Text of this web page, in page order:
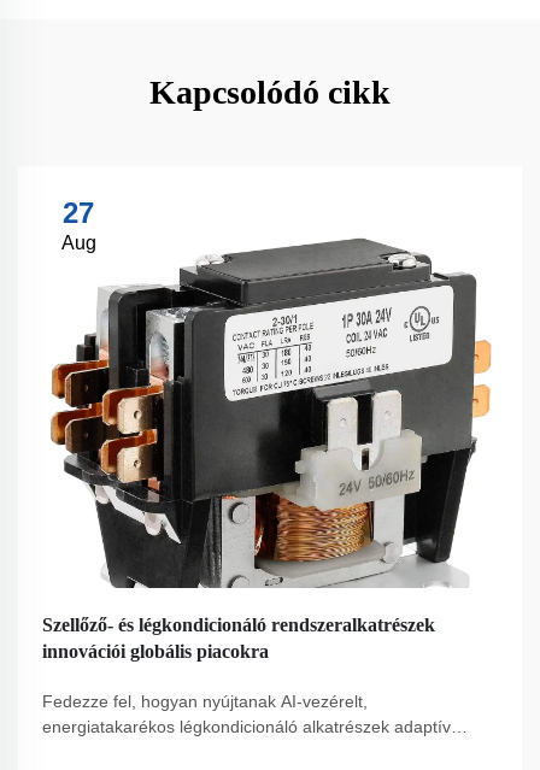
Kapcsolódó cikk
27
Aug
Szellőző- és légkondicionáló rendszeralkatrészek
innovációi globális piacokra
Fedezze fel, hogyan nyújtanak AI-vezérelt,
energiatakarékos légkondicionáló alkatrészek adaptív